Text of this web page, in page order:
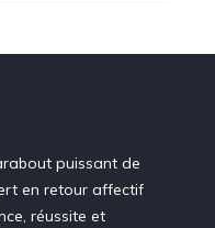
puissant de
en retour affectif
réussite et